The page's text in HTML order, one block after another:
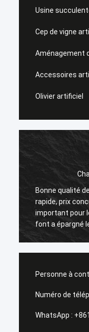
Usine
Cep de vigne
Aménagement
Accessoires
Olivier artificiel
Bonne qualité
rapide, prix
important pour
font a épargné
aide à gagner
gratitude à
grand appui et
Personne à
Numéro de
WhatsApp :